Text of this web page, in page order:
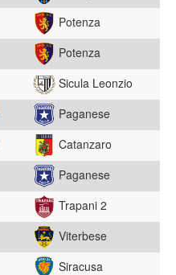
Potenza
Potenza
Sicula Leonzio
Paganese
Catanzaro
Paganese
Trapani 2
Viterbese
Siracusa